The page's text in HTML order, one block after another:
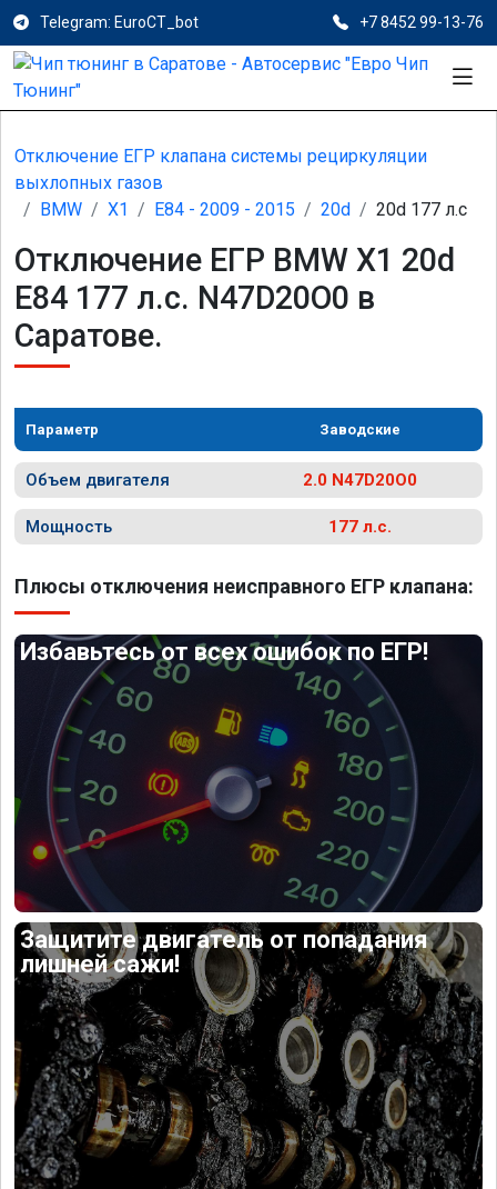
Telegram: EuroCT_bot +7 8452 99-13-76
Отключение ЕГР клапана системы рециркуляции
выхлопных газов
BMW
X1 E84 - 2009 - 2015 20d 20d 177 л.с
Отключение ЕГР BMW X1 20d
E84 177 л.с. N47D20O0 в
Саратове.
Параметр Заводские
Объем двигателя 2.0 N47D20O0
Мощность 177 л.с.
Плюсы отключения неисправного ЕГР клапана:
Избавьтесь от всех ошибок по ЕГР!
Защитите двигатель от попадания
лишней сажи!